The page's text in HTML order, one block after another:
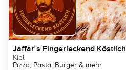
Jaffar´s Fingerleckend Köstlich
Kiel
Pizza, Pasta, Burger & mehr